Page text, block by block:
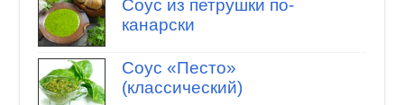
Соус из петрушки по-
канарски
Соус «Песто»
(классический)